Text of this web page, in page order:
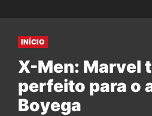
INÍCIO
X-Men: Marvel
perfeito para o
Boyega